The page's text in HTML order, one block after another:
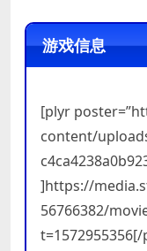
游戏信息
[plyr
content/
]https://
56766382/